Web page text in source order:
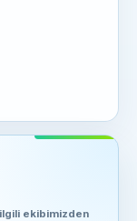
ekibimizden